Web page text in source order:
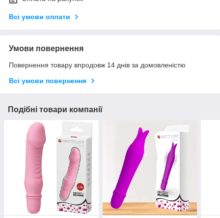
Всі умови оплати
Умови повернення
Повернення товару впродовж 14 днів за домовленістю
Всі умови повернення
Подібні товари компанії